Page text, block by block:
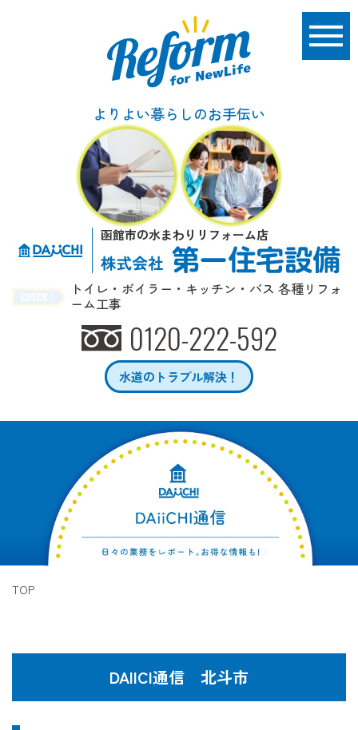
よりよい暮らしのお手伝い
函館市の水まわりリフォーム店
トイレ・ボイラー・キッチン・バス 各種リフォ
ーム工事
0120-222-592
水道のトラブル解決！
TOP
DAIICI通信 北斗市